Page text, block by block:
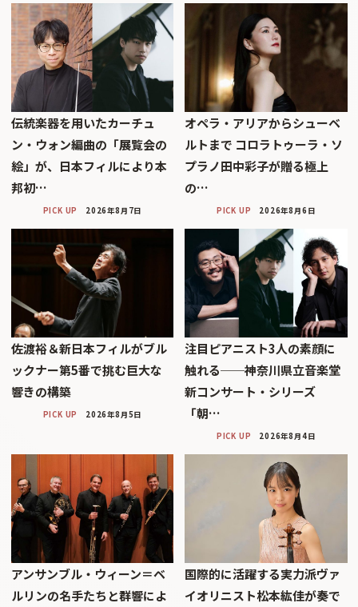
伝統楽器を用いたカーチュ
ン・ウォン編曲の「展覧会の
絵」が、日本フィルにより本
邦初…
PICK UP 2026年8月7日
オペラ・アリアからシューベ
ルトまで コロラトゥーラ・ソ
プラノ田中彩子が贈る極上
の…
PICK UP 2026年8月6日
佐渡裕＆新日本フィルがブル
ックナー第5番で挑む巨大な
響きの構築
PICK UP 2026年8月5日
注目ピアニスト3人の素顔に
触れる──神奈川県立音楽堂
新コンサート・シリーズ
「朝…
PICK UP 2026年8月4日
アンサンブル・ウィーン＝ベ
ルリンの名手たちと群響によ
国際的に活躍する実力派ヴァ
イオリニスト松本紘佳が奏で